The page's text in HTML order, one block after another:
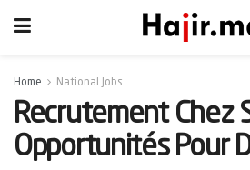
Home National Jobs
Recrutement Chez
Opportunités Pour